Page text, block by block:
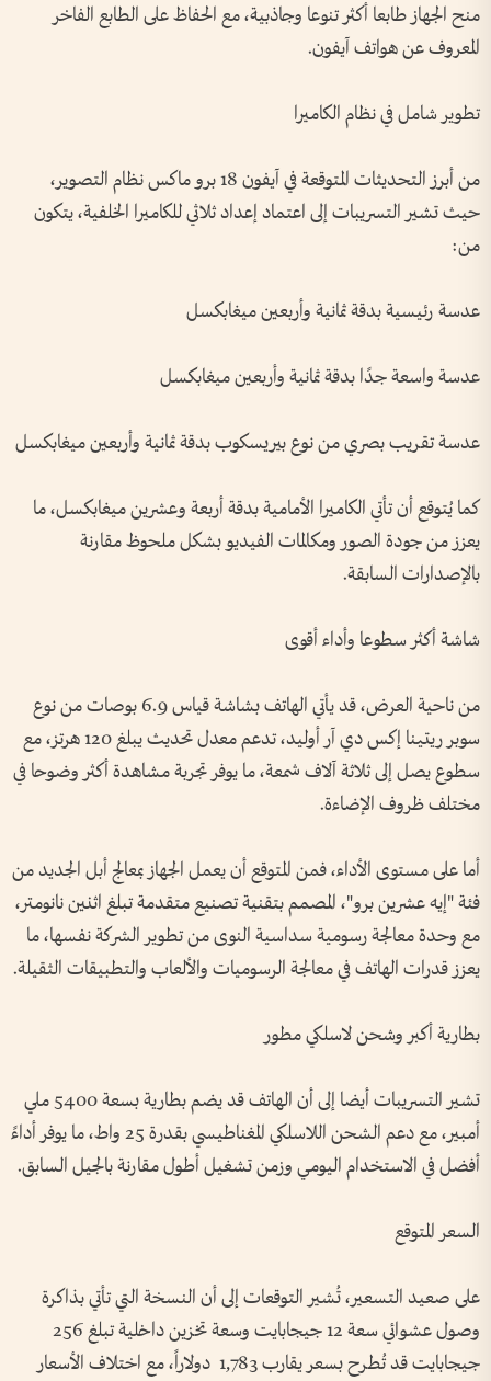
منح الجهاز طابعا أكثر تنوعا وجاذبية، مع الحفاظ على الطابع الفاخر
المعروف عن هواتف آيفون.
تطوير شامل في نظام الكاميرا
من أبرز التحديثات المتوقعة في آيفون 18 برو ماكس نظام التصوير،
حيث تشير التسريبات إلى اعتماد إعداد ثلاثي للكاميرا الخلفية، يتكون
من:
عدسة رئيسية بدقة ثمانية وأربعين ميغابكسل
عدسة واسعة جدًا بدقة ثمانية وأربعين ميغابكسل
عدسة تقريب بصري من نوع بيريسكوب بدقة ثمانية وأربعين ميغابكسل
كما يُتوقع أن تأتي الكاميرا الأمامية بدقة أربعة وعشرين ميغابكسل، ما
يعزز من جودة الصور ومكالمات الفيديو بشكل ملحوظ مقارنة
بالإصدارات السابقة.
شاشة أكثر سطوعا وأداء أقوى
من ناحية العرض، قد يأتي الهاتف بشاشة قياس 6.9 بوصات من نوع
سوبر ريتينا إكس دي آر أوليد، تدعم معدل تحديث يبلغ 120 هرتز، مع
سطوع يصل إلى ثلاثة آلاف شمعة، ما يوفر تجربة مشاهدة أكثر وضوحا في
مختلف ظروف الإضاءة.
أما على مستوى الأداء، فمن المتوقع أن يعمل الجهاز بمعالج أبل الجديد من
فئة "إيه عشرين برو"، المصمم بتقنية تصنيع متقدمة تبلغ اثنين نانومتر،
مع وحدة معالجة رسومية سداسية النوى من تطوير الشركة نفسها، ما
يعزز قدرات الهاتف في معالجة الرسوميات والألعاب والتطبيقات الثقيلة.
بطارية أكبر وشحن لاسلكي مطور
تشير التسريبات أيضا إلى أن الهاتف قد يضم بطارية بسعة 5400 ملي
أمبير، مع دعم الشحن اللاسلكي المغناطيسي بقدرة 25 واط، ما يوفر أداءً
أفضل في الاستخدام اليومي وزمن تشغيل أطول مقارنة بالجيل السابق.
السعر المتوقع
على صعيد التسعير، تُشير التوقعات إلى أن النسخة التي تأتي بذاكرة
وصول عشوائي سعة 12 جيجابايت وسعة تخزين داخلية تبلغ 256
جيجابايت قد تُطرح بسعر يقارب 1,783 دولاراً، مع اختلاف الأسعار